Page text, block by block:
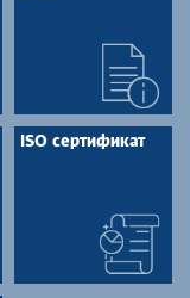
ISO сертификат